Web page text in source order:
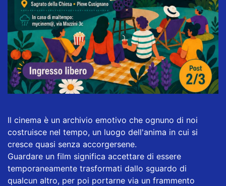
​Il cinema è un archivio emotivo che ognuno di noi
costruisce nel tempo, un luogo dell'anima in cui si
cresce quasi senza accorgersene.
​Guardare un film significa accettare di essere
temporaneamente trasformati dallo sguardo di
qualcun altro, per poi portarne via un frammento